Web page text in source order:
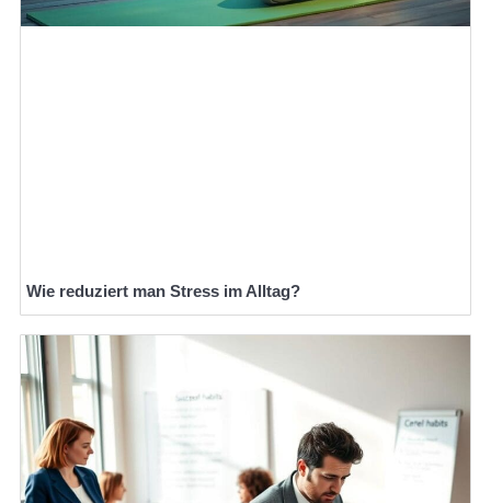
Wie reduziert man Stress im Alltag?